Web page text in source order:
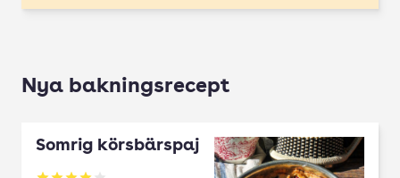
Nya bakningsrecept
Somrig körsbärspaj